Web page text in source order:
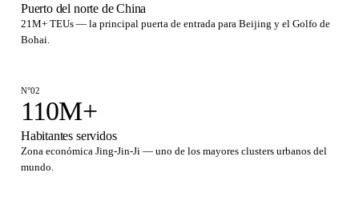
Puerto del norte de China
21M+ TEUs — la principal puerta de entrada para Beijing y el Golfo de
Bohai.
N°02
110M+
Habitantes servidos
Zona económica Jing-Jin-Ji — uno de los mayores clusters urbanos del
mundo.